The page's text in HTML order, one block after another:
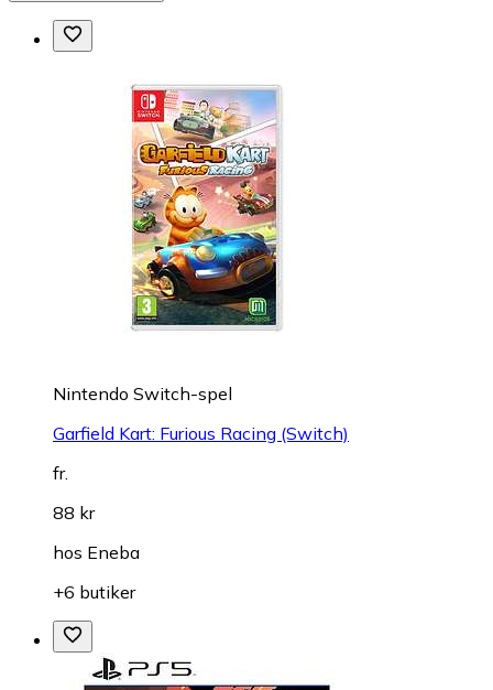
Nintendo Switch-spel
Garfield Kart: Furious Racing (Switch)
fr.
88 kr
hos Eneba
+6 butiker